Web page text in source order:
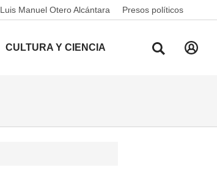
Luis Manuel Otero Alcántara Presos políticos
CULTURA Y CIENCIA